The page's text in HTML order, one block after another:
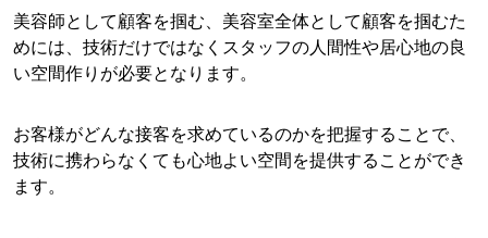
美容師として顧客を掴む、美容室全体として顧客を掴むた
めには、技術だけではなくスタッフの人間性や居心地の良
い空間作りが必要となります。
お客様がどんな接客を求めているのかを把握することで、
技術に携わらなくても心地よい空間を提供することができ
ます。